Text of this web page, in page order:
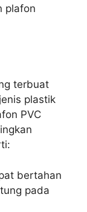
plafon
terbuat
plastik
PVC
bertahan
pada